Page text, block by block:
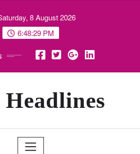
8 August 2026
6:48:31 PM